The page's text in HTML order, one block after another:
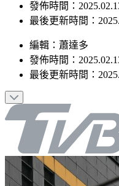
發佈時間：
最後更新時間：
編輯 ： 蕭達多
發佈時間：
最後更新時間：